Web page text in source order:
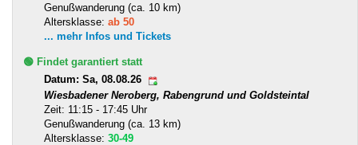
Genußwanderung (ca. 10 km)
Altersklasse: ab 50
... mehr Infos und Tickets
🟢 Findet garantiert statt
Datum: Sa, 08.08.26
Wiesbadener Neroberg, Rabengrund und Goldsteintal
Zeit: 11:15 - 17:45 Uhr
Genußwanderung (ca. 13 km)
Altersklasse: 30-49